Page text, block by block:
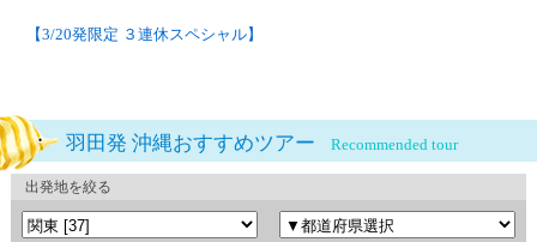
【3/20発限定 ３連休スペシャル】
羽田発 沖縄おすすめツアー Recommended tour
出発地を絞る